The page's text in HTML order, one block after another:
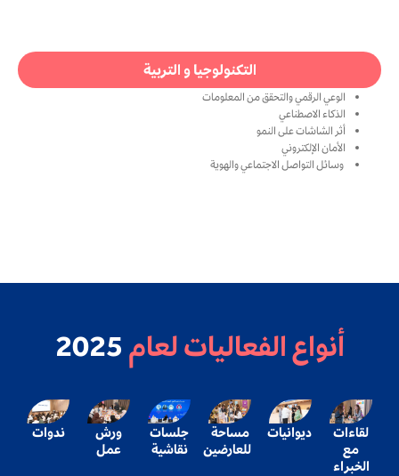
التكنولوجيا و التربية
الوعي الرقمي والتحقق من المعلومات
الذكاء الاصطناعي
أثر الشاشات على النمو
الأمان الإلكتروني
وسائل التواصل الاجتماعي والهوية
أنواع الفعاليات لعام
ندوات
ورش
عمل
جلسات
نقاشية
مساحة
للعارضين
ديوانيات
لقاءات
مع
الخبراء